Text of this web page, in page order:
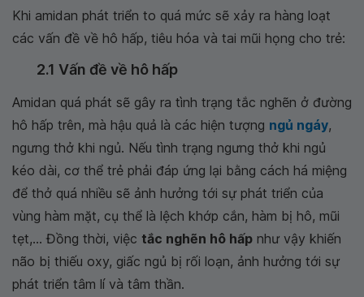
Khi amidan phát triển to quá mức sẽ xảy ra hàng loạt
các vấn đề về hô hấp, tiêu hóa và tai mũi họng cho trẻ:
2.1 Vấn đề về hô hấp
Amidan quá phát sẽ gây ra tình trạng tắc nghẽn ở đường
hô hấp trên, mà hậu quả là các hiện tượng ngủ ngáy,
ngưng thở khi ngủ. Nếu tình trạng ngưng thở khi ngủ
kéo dài, cơ thể trẻ phải đáp ứng lại bằng cách há miệng
để thở quá nhiều sẽ ảnh hưởng tới sự phát triển của
vùng hàm mặt, cụ thể là lệch khớp cắn, hàm bị hô, mũi
tẹt,... Đồng thời, việc tắc nghẽn hô hấp như vậy khiến
não bị thiếu oxy, giấc ngủ bị rối loạn, ảnh hưởng tới sự
phát triển tâm lí và tâm thần.